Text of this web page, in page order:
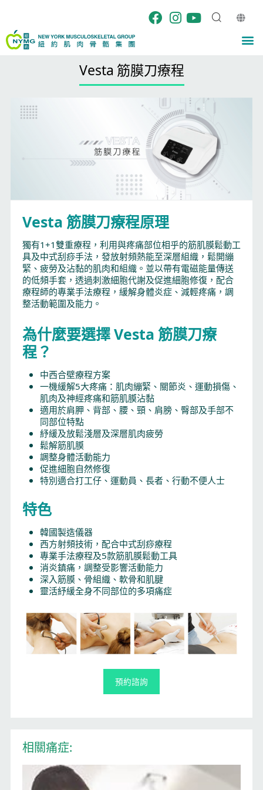
content
Vesta 筋膜刀療程
Vesta 筋膜刀療程原理
獨有1+1雙重療程，利用與疼痛部位相乎的筋肌膜鬆動工
具及中式刮痧手法，發放射頻熱能至深層組織，鬆開繃
緊、疲勞及沾黏的肌肉和組織。並以帶有電磁能量傳送
的低頻手套，透過刺激細胞代謝及促進細胞修復，配合
療程師的專業手法療程，緩解身體炎症、減輕疼痛，調
整活動範圍及能力。
為什麼要選擇 Vesta 筋膜刀療
程？
中西合壁療程方案
一機緩解5大疼痛：肌肉繃緊、關節炎、運動損傷、
肌肉及神經疼痛和筋肌膜沾黏
適用於肩胛、背部、腰、頸、肩膀、臀部及手部不
同部位特點
紓緩及放鬆淺層及深層肌肉疲勞
鬆解筋肌膜
調整身體活動能力
促進細胞自然修復
特別適合打工仔、運動員、長者、行動不便人士
特色
韓國製造儀器
西方射頻技術，配合中式刮痧療程
專業手法療程及5款筋肌膜鬆動工具
消炎鎮痛，調整受影響活動能力
深入筋膜、骨組織、軟骨和肌腱
靈活紓緩全身不同部位的多項痛症
預約諮詢
相關痛症: